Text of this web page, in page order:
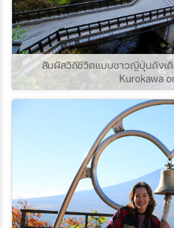
สัมผัสวิถีชีวิตแบบชาวญี่ปุ่นดั่งเดิ
Kurokawa